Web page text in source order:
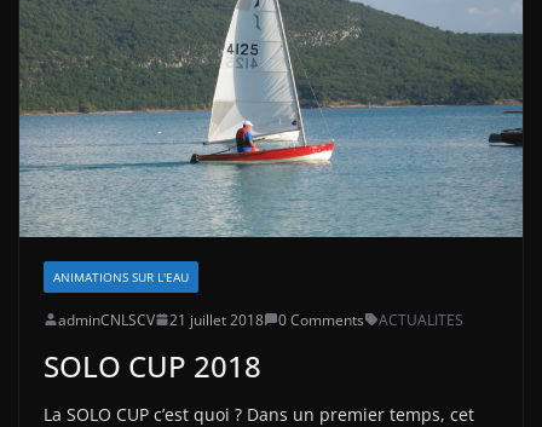
ANIMATIONS SUR L'EAU
adminCNLSCV 21 juillet 2018 0 Comments ACTUALITES
SOLO CUP 2018
La SOLO CUP c’est quoi ? Dans un premier temps, cet